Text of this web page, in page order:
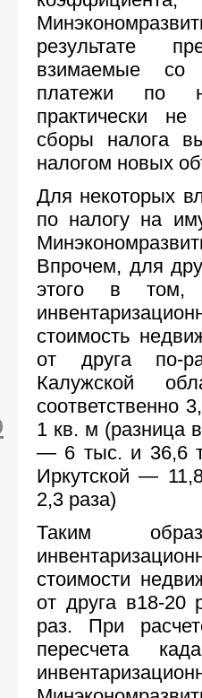
результате
взимаемые со
платежи по
практически
сборы налога
налогом новых
Для некоторых
по налогу на
Впрочем, для
этого в том,
стоимость
от друга по-
Калужской
соответственно
1 кв. м (разница
— 6 тыс. и 36,6
Иркутской —
2,3 раза)
Таким
стоимости
от друга в18-
раз. При
пересчета